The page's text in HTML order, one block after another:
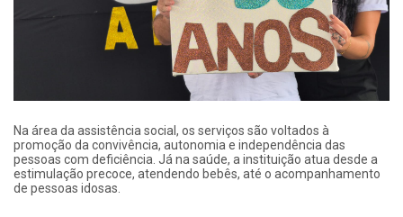
Na área da assistência social, os serviços são voltados à
promoção da convivência, autonomia e independência das
pessoas com deficiência. Já na saúde, a instituição atua desde a
estimulação precoce, atendendo bebês, até o acompanhamento
de pessoas idosas.